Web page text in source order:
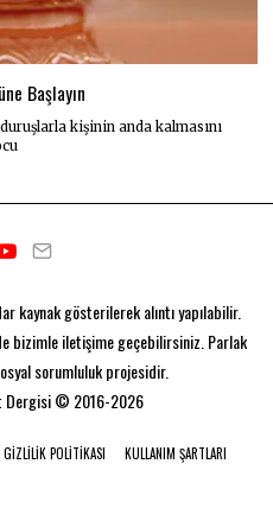
Başlayın
kişinin anda kalmasını
kaynak gösterilerek alıntı yapılabilir.
bizimle iletişime geçebilirsiniz. Parlak
sorumluluk projesidir.
Dergisi © 2016-2026
GIZLILIK POLITIKASI
KULLANIM ŞARTLARI